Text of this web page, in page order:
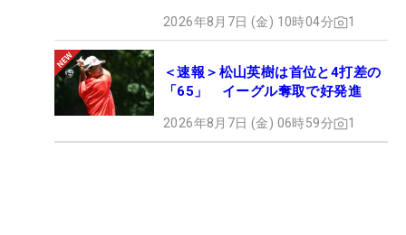
2026年8月7日 (金) 10時04分 1
＜速報＞松山英樹は首位と4打差の
「65」 イーグル奪取で好発進
2026年8月7日 (金) 06時59分 1